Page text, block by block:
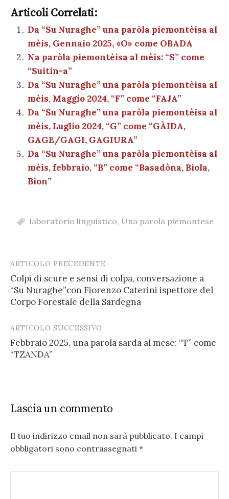
e
b
o
o
k
te
r
es
t A
p
p
g
er
a
m
dI
n
et
ai
l
n
di
vi
di
Articoli Correlati:
Da “Su Nuraghe” una paròla piemontèisa al
mèis, Gennaio 2025, «O» come OBADA
Na paròla piemontèisa al mèis: “S” come
“Suitin-a”
Da “Su Nuraghe” una paròla piemontèisa al
mèis, Maggio 2024, “F” come “FAJA”
Da “Su Nuraghe” una paròla piemontèisa al
mèis, Luglio 2024, “G” come “GÀIDA,
GAGE/GAGI, GAGIURA”
Da “Su Nuraghe” una paròla piemontèisa al
mèis, febbraio, “B” come “Basadòna, Biola,
Bion”
laboratorio linguistico, Una parola piemontese
Post
navigation
ARTICOLO PRECEDENTE
Colpi di scure e sensi di colpa, conversazione a
“Su Nuraghe”con Fiorenzo Caterini ispettore del
Corpo Forestale della Sardegna
ARTICOLO SUCCESSIVO
Febbraio 2025, una parola sarda al mese: “T” come
“TZANDA”
Lascia un commento
Il tuo indirizzo email non sarà pubblicato. I campi
obbligatori sono contrassegnati *